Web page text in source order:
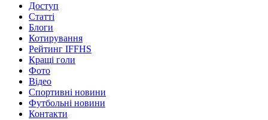
Доступ
Статті
Блоги
Котирування
Рейтинг IFFHS
Кращі голи
Фото
Відео
Спортивні новини
Футбольні новини
Контакти